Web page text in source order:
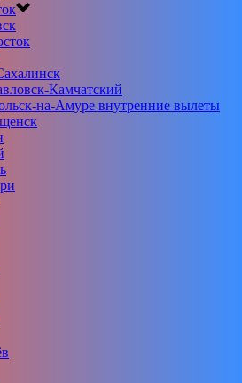
Камчатский
на-Амуре внутренние вылеты